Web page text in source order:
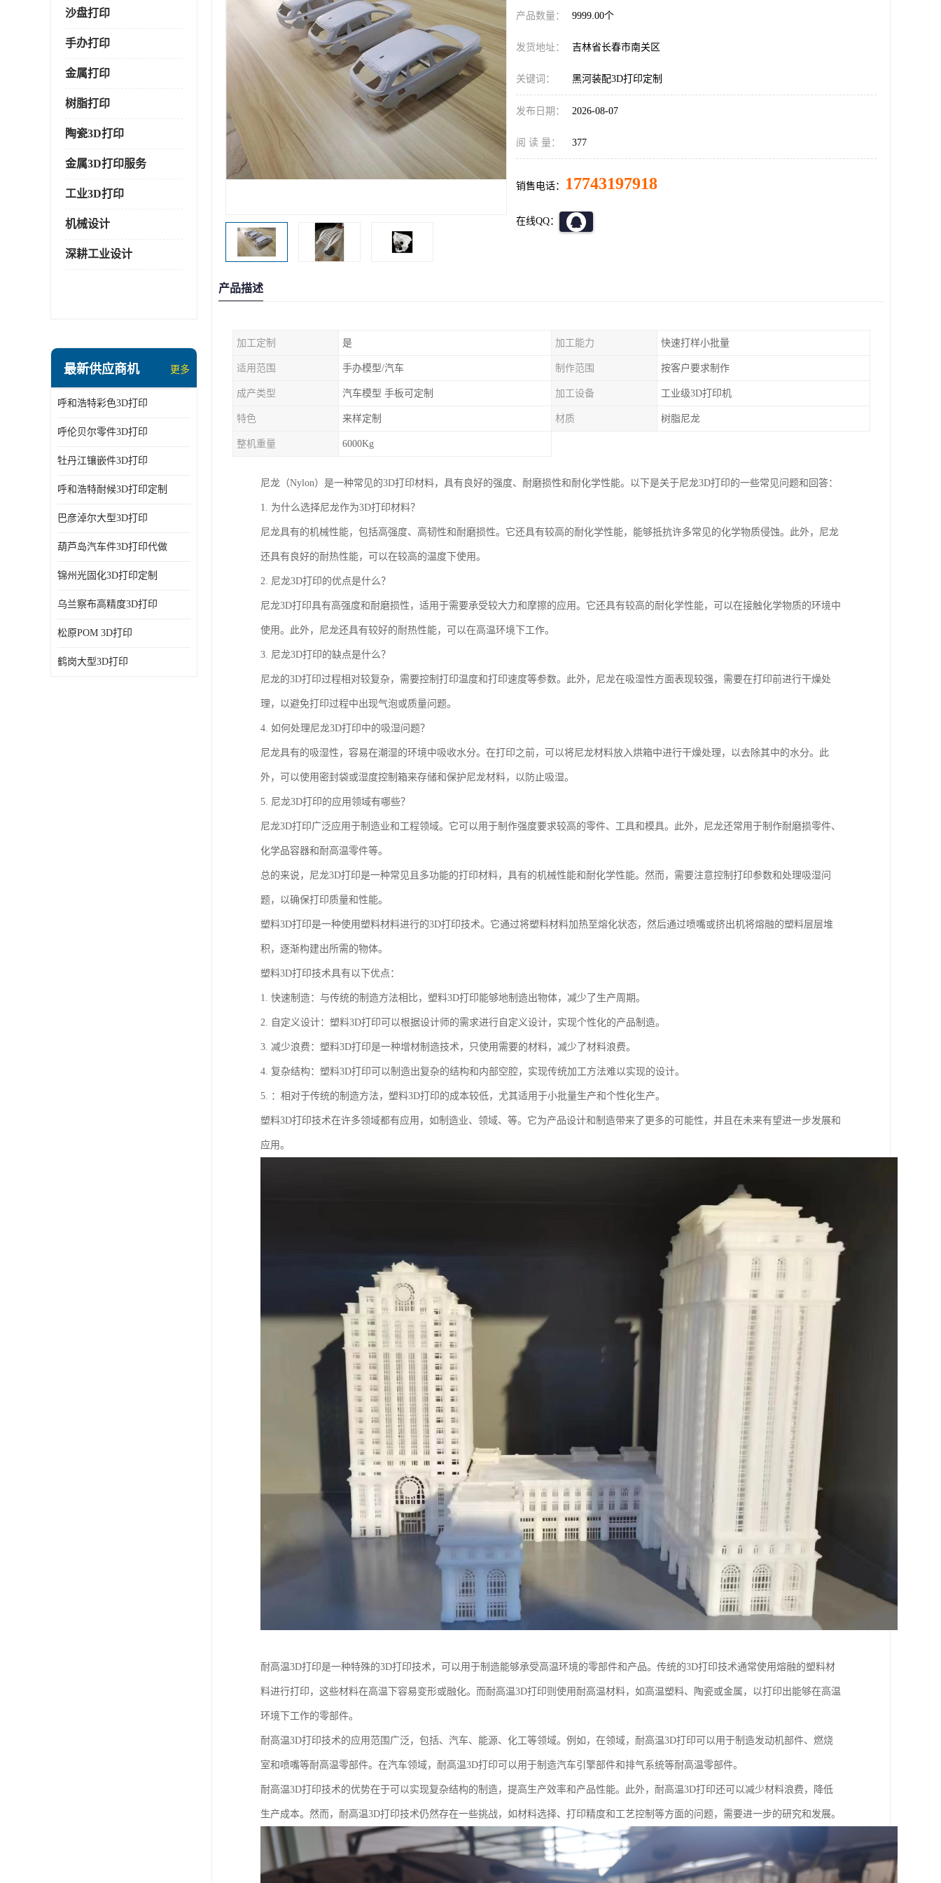
沙盘打印
手办打印
金属打印
树脂打印
陶瓷3D打印
金属3D打印服务
工业3D打印
机械设计
深耕工业设计
最新供应商机 更多
呼和浩特彩色3D打印
呼伦贝尔零件3D打印
牡丹江镶嵌件3D打印
呼和浩特耐候3D打印定制
巴彦淖尔大型3D打印
葫芦岛汽车件3D打印代做
锦州光固化3D打印定制
乌兰察布高精度3D打印
松原POM 3D打印
鹤岗大型3D打印
产品数量： 9999.00个
发货地址： 吉林省长春市南关区
关键词： 黑河装配3D打印定制
发布日期： 2026-08-07
阅 读 量： 377
销售电话： 17743197918
在线QQ：
产品描述
加工定制 是 加工能力 快速打样小批量
适用范围 手办模型/汽车 制作范围 按客户要求制作
成产类型 汽车模型 手板可定制 加工设备 工业级3D打印机
特色 来样定制 材质 树脂尼龙
整机重量 6000Kg
尼龙（Nylon）是一种常见的3D打印材料，具有良好的强度、耐磨损性和耐化学性能。以下是关于尼龙3D打印的一些常见问题和回答：
1. 为什么选择尼龙作为3D打印材料？
尼龙具有的机械性能，包括高强度、高韧性和耐磨损性。它还具有较高的耐化学性能，能够抵抗许多常见的化学物质侵蚀。此外，尼龙
还具有良好的耐热性能，可以在较高的温度下使用。
2. 尼龙3D打印的优点是什么？
尼龙3D打印具有高强度和耐磨损性，适用于需要承受较大力和摩擦的应用。它还具有较高的耐化学性能，可以在接触化学物质的环境中
使用。此外，尼龙还具有较好的耐热性能，可以在高温环境下工作。
3. 尼龙3D打印的缺点是什么？
尼龙的3D打印过程相对较复杂，需要控制打印温度和打印速度等参数。此外，尼龙在吸湿性方面表现较强，需要在打印前进行干燥处
理，以避免打印过程中出现气泡或质量问题。
4. 如何处理尼龙3D打印中的吸湿问题？
尼龙具有的吸湿性，容易在潮湿的环境中吸收水分。在打印之前，可以将尼龙材料放入烘箱中进行干燥处理，以去除其中的水分。此
外，可以使用密封袋或湿度控制箱来存储和保护尼龙材料，以防止吸湿。
5. 尼龙3D打印的应用领域有哪些？
尼龙3D打印广泛应用于制造业和工程领域。它可以用于制作强度要求较高的零件、工具和模具。此外，尼龙还常用于制作耐磨损零件、
化学品容器和耐高温零件等。
总的来说，尼龙3D打印是一种常见且多功能的打印材料，具有的机械性能和耐化学性能。然而，需要注意控制打印参数和处理吸湿问
题，以确保打印质量和性能。
塑料3D打印是一种使用塑料材料进行的3D打印技术。它通过将塑料材料加热至熔化状态，然后通过喷嘴或挤出机将熔融的塑料层层堆
积，逐渐构建出所需的物体。
塑料3D打印技术具有以下优点：
1. 快速制造：与传统的制造方法相比，塑料3D打印能够地制造出物体，减少了生产周期。
2. 自定义设计：塑料3D打印可以根据设计师的需求进行自定义设计，实现个性化的产品制造。
3. 减少浪费：塑料3D打印是一种增材制造技术，只使用需要的材料，减少了材料浪费。
4. 复杂结构：塑料3D打印可以制造出复杂的结构和内部空腔，实现传统加工方法难以实现的设计。
5. ：相对于传统的制造方法，塑料3D打印的成本较低，尤其适用于小批量生产和个性化生产。
塑料3D打印技术在许多领域都有应用，如制造业、领域、等。它为产品设计和制造带来了更多的可能性，并且在未来有望进一步发展和
应用。
耐高温3D打印是一种特殊的3D打印技术，可以用于制造能够承受高温环境的零部件和产品。传统的3D打印技术通常使用熔融的塑料材
料进行打印，这些材料在高温下容易变形或融化。而耐高温3D打印则使用耐高温材料，如高温塑料、陶瓷或金属，以打印出能够在高温
环境下工作的零部件。
耐高温3D打印技术的应用范围广泛，包括、汽车、能源、化工等领域。例如，在领域，耐高温3D打印可以用于制造发动机部件、燃烧
室和喷嘴等耐高温零部件。在汽车领域，耐高温3D打印可以用于制造汽车引擎部件和排气系统等耐高温零部件。
耐高温3D打印技术的优势在于可以实现复杂结构的制造，提高生产效率和产品性能。此外，耐高温3D打印还可以减少材料浪费，降低
生产成本。然而，耐高温3D打印技术仍然存在一些挑战，如材料选择、打印精度和工艺控制等方面的问题，需要进一步的研究和发展。